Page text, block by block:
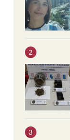
2
3